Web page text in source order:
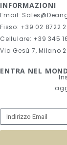
INFORMAZIONI
Email:
Fisso: +39 02 8722
Cellulare: +39 345
Via Gesù 7, Milano
ENTRA NEL